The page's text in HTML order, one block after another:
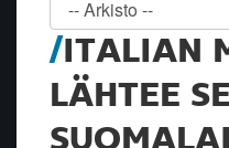
ITALIAN
LÄHTEE